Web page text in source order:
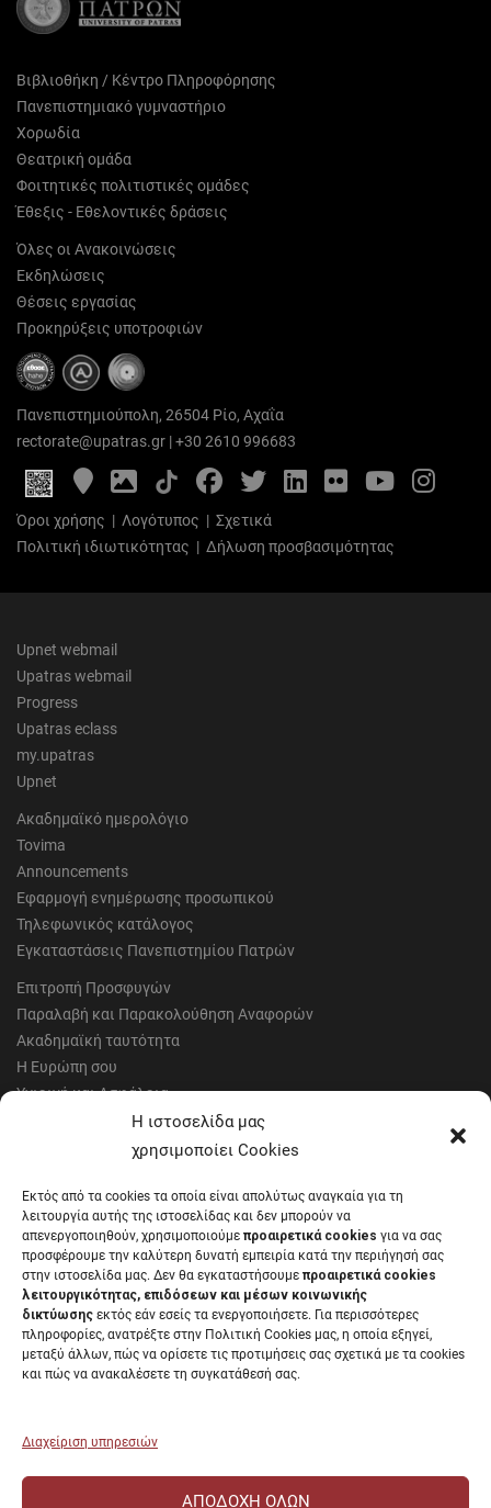
Η ιστοσελίδα μας
χρησιμοποίει Cookies
Εκτός από τα cookies τα οποία είναι απολύτως αναγκαία για τη
λειτουργία αυτής της ιστοσελίδας και δεν μπορούν να
απενεργοποιηθούν, χρησιμοποιούμε προαιρετικά cookies για να σας
προσφέρουμε την καλύτερη δυνατή εμπειρία κατά την περιήγησή σας
στην ιστοσελίδα μας. Δεν θα εγκαταστήσουμε προαιρετικά cookies
λειτουργικότητας, επιδόσεων και μέσων κοινωνικής
δικτύωσης εκτός εάν εσείς τα ενεργοποιήσετε. Για περισσότερες
πληροφορίες, ανατρέξτε στην Πολιτική Cookies μας, η οποία εξηγεί,
μεταξύ άλλων, πώς να ορίσετε τις προτιμήσεις σας σχετικά με τα cookies
και πώς να ανακαλέσετε τη συγκατάθεσή σας.
Διαχείριση υπηρεσιών
ΑΠΟΔΟΧΉ ΌΛΩΝ
Βιβλιοθήκη / Κέντρο Πληροφόρησης
Πανεπιστημιακό γυμναστήριο
Χορωδία
Θεατρική ομάδα
Φοιτητικές πολιτιστικές ομάδες
Έθεξις - Εθελοντικές δράσεις
Όλες οι Ανακοινώσεις
Εκδηλώσεις
Θέσεις εργασίας
Προκηρύξεις υποτροφιών
Πανεπιστημιούπολη, 26504 Ρίο, Αχαΐα
rectorate@upatras.gr |+30 2610 996683
Google
Maps
Photo
Gallery
FacebookTwitterLinkedIn
FlickrYouTube
Όροι χρήσης | Λογότυπος | Σχετικά
Πολιτική ιδιωτικότητας | Δήλωση προσβασιμότητας
Upnet webmail
Upatras webmail
Progress
Upatras eclass
my.upatras
Upnet
Ακαδημαϊκό ημερολόγιο
Tovima
Announcements
Εφαρμογή ενημέρωσης προσωπικού
Τηλεφωνικός κατάλογος
Εγκαταστάσεις Πανεπιστημίου Πατρών
Επιτροπή Προσφυγών
Παραλαβή και Παρακολούθηση Αναφορών
Ακαδημαϊκή ταυτότητα
Η Ευρώπη σου
Υγιεινή και Ασφάλεια
Έντυπα Οικονομικής Υπηρεσίας
Έντυπα Διοικητικών Υπηρεσιών
Μητρώα αξιολογητών
Δημόσια Διαβούλευση
Συνεδριάσεις Συγκλήτου
Συνεδριάσεις Συμβουλίου Διοίκησης
EUNICoast European University